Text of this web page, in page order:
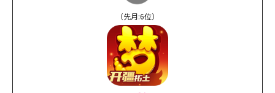
（先月:6位）